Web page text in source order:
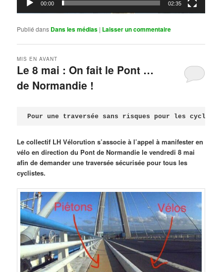
00:00 02:35
Publié dans Dans les médias | Laisser un commentaire
Le 8 mai : On fait le Pont …
de Normandie !
MIS EN AVANT
Pour une traversée sans risques pour les
Le collectif LH Vélorution s’associe à l’appel à manifester en
vélo en direction du Pont de Normandie le vendredi 8 mai
afin de demander une traversée sécurisée pour tous les
cyclistes.